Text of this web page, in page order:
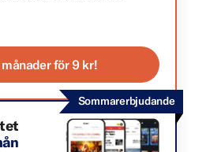
för 9 kr!
Sommarerbjudande